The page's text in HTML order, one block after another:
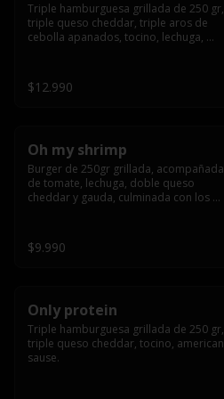
Triple hamburguesa grillada de 250 gr,
triple queso cheddar, triple aros de
cebolla apanados, tocino, lechuga,
jalapeños de texas.
$12.990
Oh my shrimp
Burger de 250gr grillada, acompañada
de tomate, lechuga, doble queso
cheddar y gauda, culminada con los
$9.990
Only protein
Triple hamburguesa grillada de 250 gr,
triple queso cheddar, tocino, american
sause.